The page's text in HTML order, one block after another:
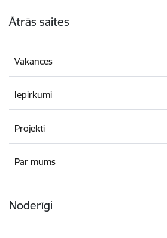
Ātrās saites
Vakances
Iepirkumi
Projekti
Par mums
Noderīgi